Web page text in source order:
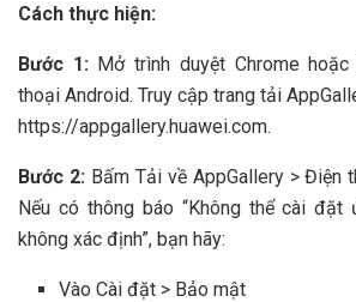
Cách thực hiện:
Bước 1:Mở trình duyệt Chrome hoặc
thoại Android. Truy cập trang tải
https://appgallery.huawei.com.
Bước 2:Bấm Tải về AppGallery > Điện
Nếu có thông báo “Không thể cài đặt
không xác định”, bạn hãy:
Vào Cài đặt > Bảo mật